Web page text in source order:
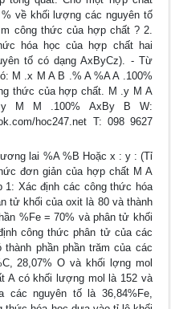
về khối lượng các nguyên tố
công thức của hợp chất ? 2.
hóa học của hợp chất hai
tố có dạng AxByCz). - Từ
M .x M A B .% A %A A .100%
thức của hợp chất. M .y M A
M M .100% AxBy B W:
hoc247.net T: 098 9627
lai %A %B Hoặc x : y : (Tỉ
đơn giản của hợp chất M A
1: Xác định các công thức hóa
tử khối của oxit là 80 và thành
%Fe = 70% và phân tử khối
công thức phân tử của các
phần phần trăm của các
28,07% O và khối lợng mol
A có khối lượng mol là 152 và
các nguyên tố là 36,84%Fe,